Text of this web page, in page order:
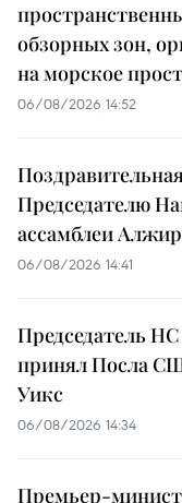
обзорных зон,
на морское
06/08/2026 14:52
Председателю
ассамблеи
06/08/2026 14:41
Председатель
принял Посла
Уикс
06/08/2026 14:34
Премьер-